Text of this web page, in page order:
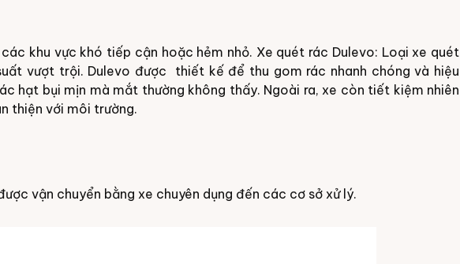
khu vực khó tiếp cận hoặc hẻm nhỏ. Xe quét rác Dulevo: Loại xe quét
vượt trội. Dulevo được
thiết kế để thu gom rác nhanh chóng và hiệu
hạt bụi mịn mà mắt thường không thấy. Ngoài ra, xe còn tiết kiệm nhiên
thiện với môi trường.
vận chuyển bằng xe chuyên dụng đến các cơ sở xử lý.